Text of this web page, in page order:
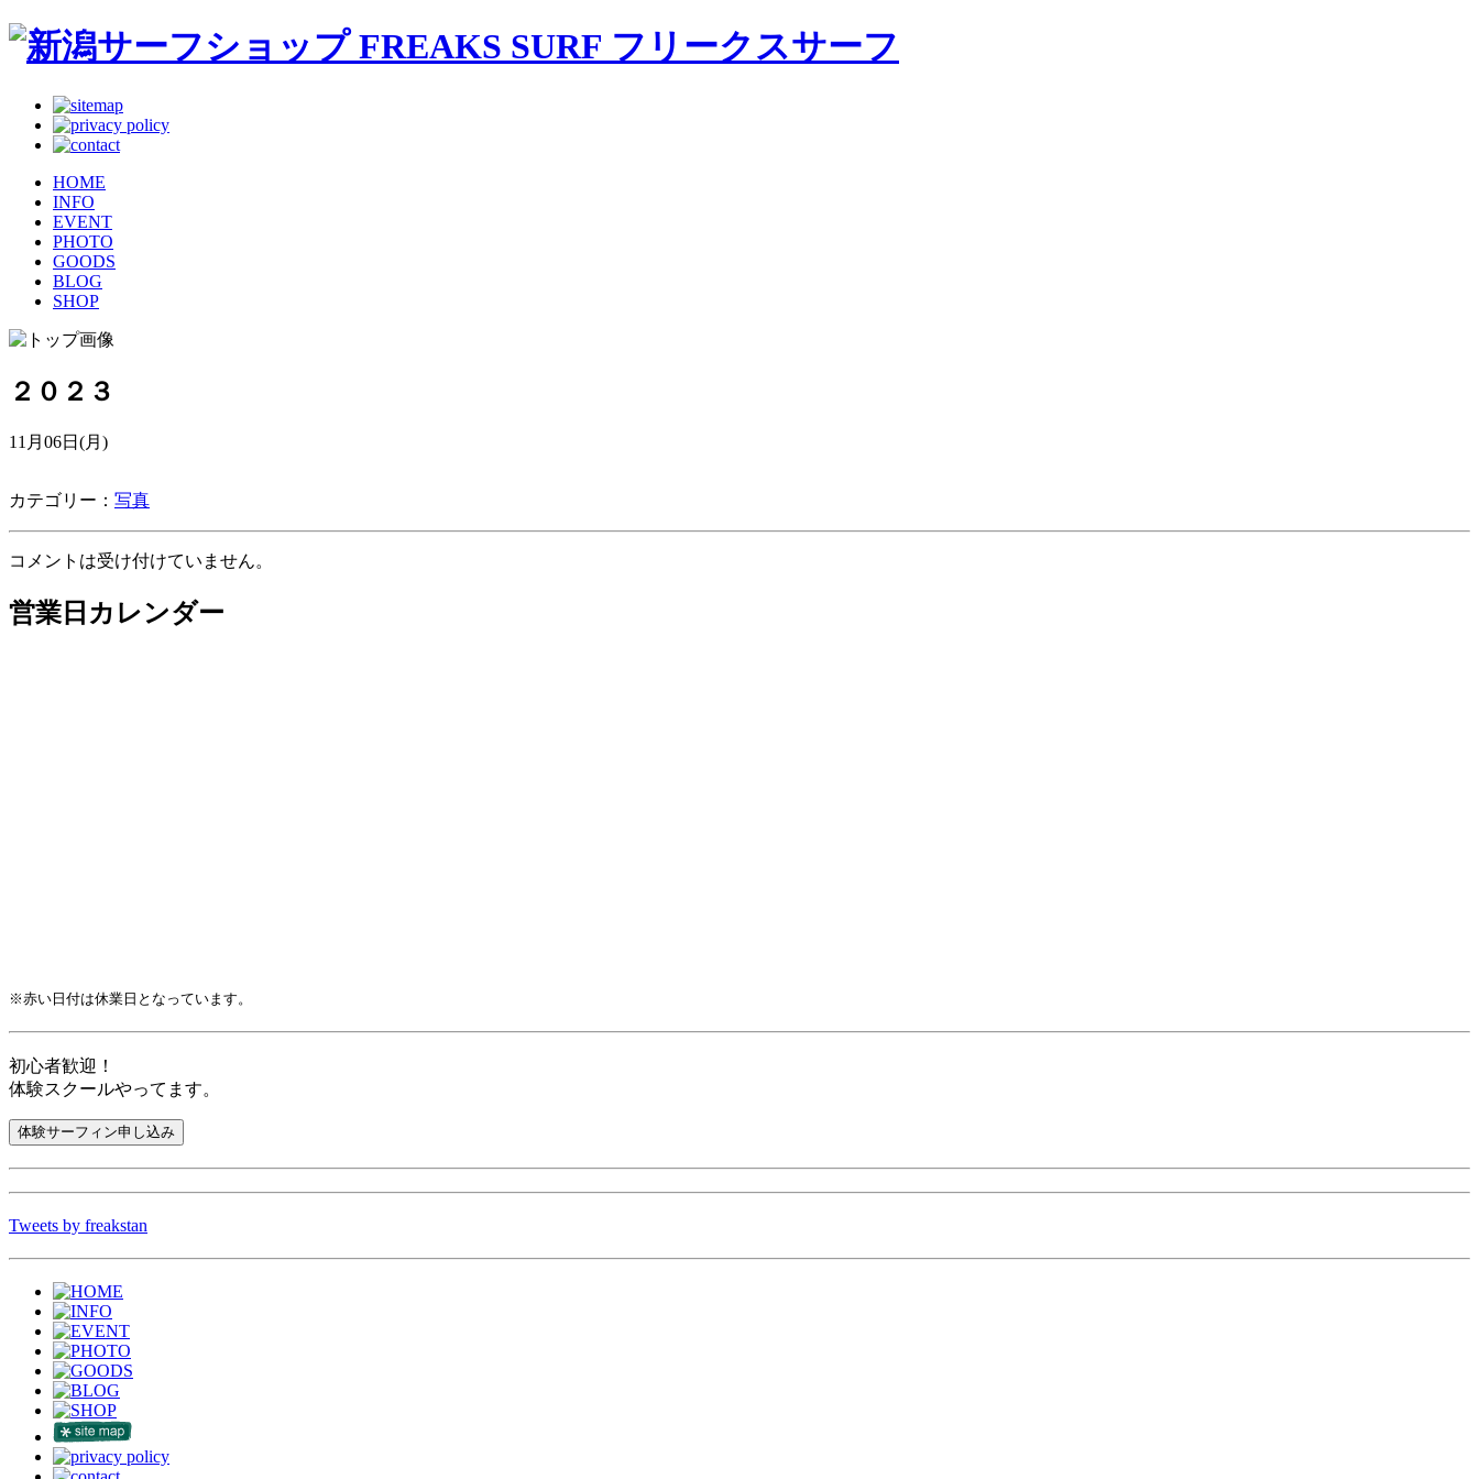
HOME
INFO
EVENT
PHOTO
GOODS
BLOG
SHOP
２０２３
11月06日(月)
カテゴリー： 写真
コメントは受け付けていません。
営業日カレンダー
※赤い日付は休業日となっています。
初心者歓迎！
体験スクールやってます。
Tweets by freakstan